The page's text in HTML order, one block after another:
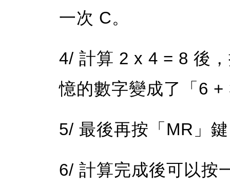
一次 C。
4/ 計算 2 x 4 = 8 後
憶的數字變成了「6
5/ 最後再按「MR」
6/ 計算完成後可以按